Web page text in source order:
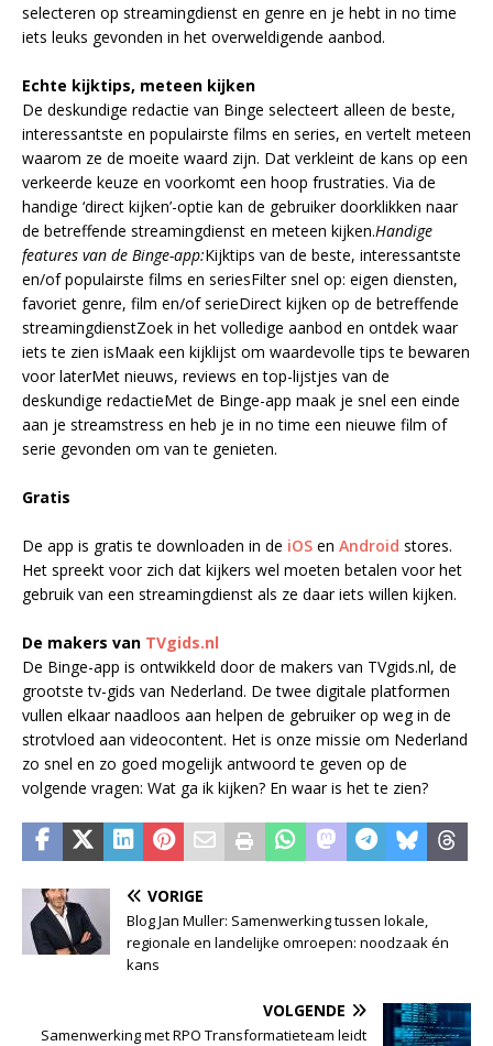
selecteren op streamingdienst en genre en je hebt in no time
iets leuks gevonden in het overweldigende aanbod.
Echte kijktips, meteen kijken
De deskundige redactie van Binge selecteert alleen de beste,
interessantste en populairste films en series, en vertelt meteen
waarom ze de moeite waard zijn. Dat verkleint de kans op een
verkeerde keuze en voorkomt een hoop frustraties. Via de
handige ‘direct kijken’-optie kan de gebruiker doorklikken naar
de betreffende streamingdienst en meteen kijken.Handige
features van de Binge-app:Kijktips van de beste, interessantste
en/of populairste films en seriesFilter snel op: eigen diensten,
favoriet genre, film en/of serieDirect kijken op de betreffende
streamingdienstZoek in het volledige aanbod en ontdek waar
iets te zien isMaak een kijklijst om waardevolle tips te bewaren
voor laterMet nieuws, reviews en top-lijstjes van de
deskundige redactieMet de Binge-app maak je snel een einde
aan je streamstress en heb je in no time een nieuwe film of
serie gevonden om van te genieten.
Gratis
De app is gratis te downloaden in de iOS en Android stores.
Het spreekt voor zich dat kijkers wel moeten betalen voor het
gebruik van een streamingdienst als ze daar iets willen kijken.
De makers van TVgids.nl
De Binge-app is ontwikkeld door de makers van TVgids.nl, de
grootste tv-gids van Nederland. De twee digitale platformen
vullen elkaar naadloos aan helpen de gebruiker op weg in de
strotvloed aan videocontent. Het is onze missie om Nederland
zo snel en zo goed mogelijk antwoord te geven op de
volgende vragen: Wat ga ik kijken? En waar is het te zien?
VORIGE
Blog Jan Muller: Samenwerking tussen lokale,
regionale en landelijke omroepen: noodzaak én
kans
VOLGENDE
Samenwerking met RPO Transformatieteam leidt